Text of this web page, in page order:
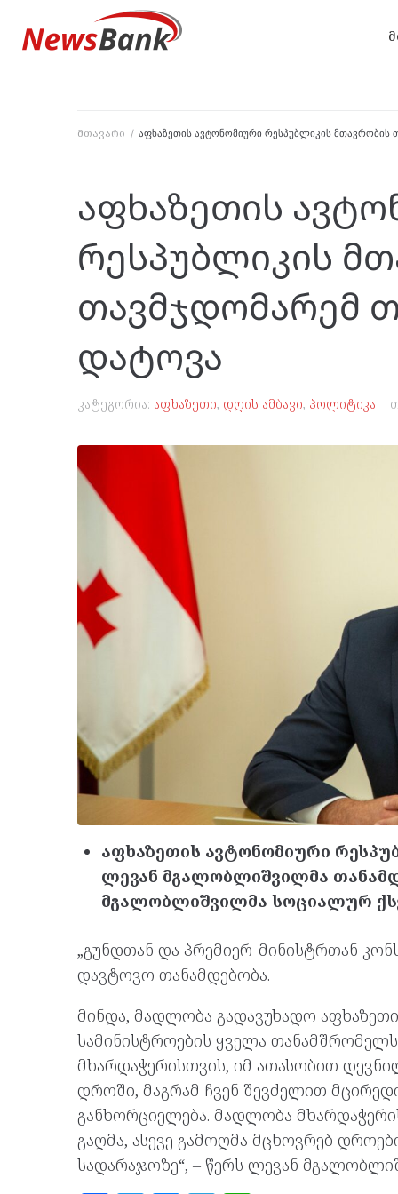
მთავარი / აფხაზეთის ავტონომიური რესპუბლიკის მთავრობის
აფხაზეთის
რესპუბლიკის
თავმჯდომარემ
დატოვა
კატეგორია: აფხაზეთი, დღის ამბავი, პოლიტიკა
აფხაზეთის ავტონომიური
ლევან მგალობლიშვილმა
მგალობლიშვილმა სოციალურ
„გუნდთან და პრემიერ-მინისტრთან
დავტოვო თანამდებობა.
მინდა, მადლობა გადავუხადო
სამინისტროების ყველა
მხარდაჭერისთვის, იმ ათასობით
დროში, მაგრამ ჩვენ შევძელით
განხორციელება. მადლობა
გაღმა, ასევე გამოღმა მცხოვრებ
სადარაჯოზე“, – წერს ლევან